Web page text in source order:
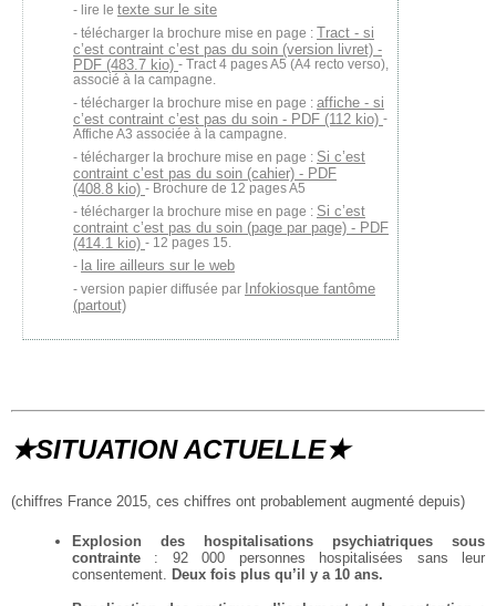
lire le texte sur le site
télécharger la brochure mise en page : Tract - si
c’est contraint c’est pas du soin (version livret) -
PDF (483.7 kio) - Tract 4 pages A5 (A4 recto verso),
associé à la campagne.
télécharger la brochure mise en page : affiche - si
c’est contraint c’est pas du soin - PDF (112 kio) -
Affiche A3 associée à la campagne.
télécharger la brochure mise en page : Si c’est
contraint c’est pas du soin (cahier) - PDF
(408.8 kio) - Brochure de 12 pages A5
télécharger la brochure mise en page : Si c’est
contraint c’est pas du soin (page par page) - PDF
(414.1 kio) - 12 pages 15.
la lire ailleurs sur le web
version papier diffusée par Infokiosque fantôme
(partout)
★SITUATION ACTUELLE★
(chiffres France 2015, ces chiffres ont probablement augmenté depuis)
Explosion des hospitalisations psychiatriques sous
contrainte : 92 000 personnes hospitalisées sans leur
consentement.
Deux fois plus qu’il y a 10 ans.